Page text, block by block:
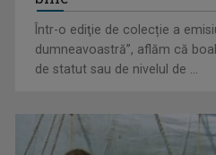
TELEȘCOALA: Limba germană,
Într-o ediţie de colecție a
dumneavoastră”, aflăm că
de statut sau de nivelul de ...